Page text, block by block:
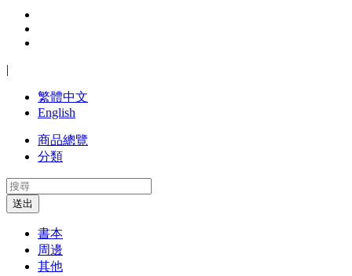
|
繁體中文
English
商品總覽
分類
送出
書本
周邊
其他